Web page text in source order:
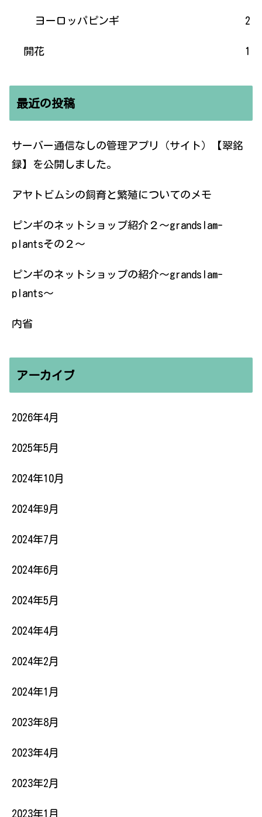
ヨーロッパピンギ 2
開花 1
最近の投稿
サーバー通信なしの管理アプリ（サイト）【翠銘
録】を公開しました。
アヤトビムシの飼育と繁殖についてのメモ
ピンギのネットショップ紹介２〜grandslam-
plantsその２〜
ピンギのネットショップの紹介〜grandslam-
plants〜
内省
アーカイブ
2026年4月
2025年5月
2024年10月
2024年9月
2024年7月
2024年6月
2024年5月
2024年4月
2024年2月
2024年1月
2023年8月
2023年4月
2023年2月
2023年1月